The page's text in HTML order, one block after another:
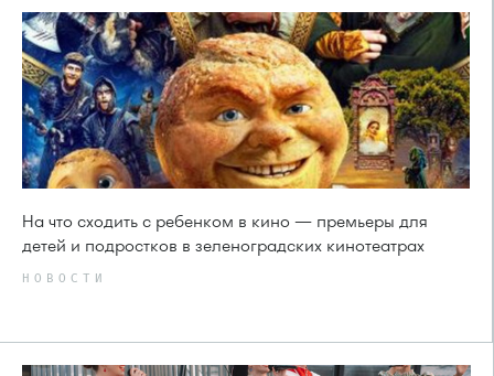
На что сходить с ребенком в кино — премьеры для
детей и подростков в зеленоградских кинотеатрах
НОВОСТИ